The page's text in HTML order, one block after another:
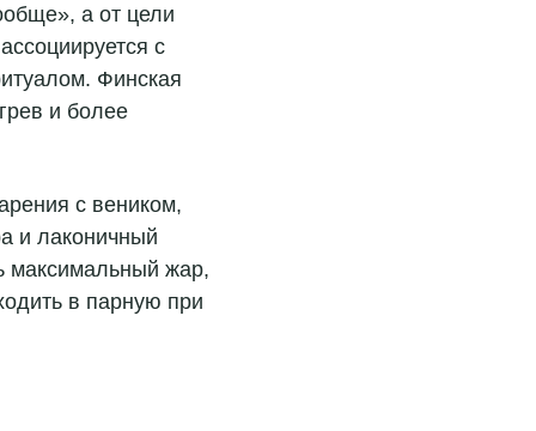
а от цели
с
Финская
и более
с веником,
и лаконичный
максимальный жар,
в парную при